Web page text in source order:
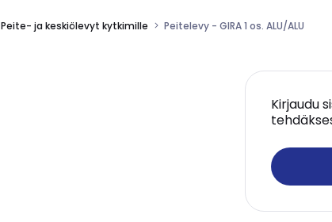
Peite- ja keskiölevyt kytkimille Peitelevy - GIRA 1 os. ALU/ALU
Kirjaudu